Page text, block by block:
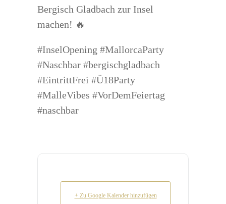
Bergisch Gladbach zur Insel
machen! 🔥
#InselOpening #MallorcaParty
#Naschbar #bergischgladbach
#EintrittFrei #Ü18Party
#MalleVibes #VorDemFeiertag
#naschbar
+ Zu Google Kalender hinzufügen